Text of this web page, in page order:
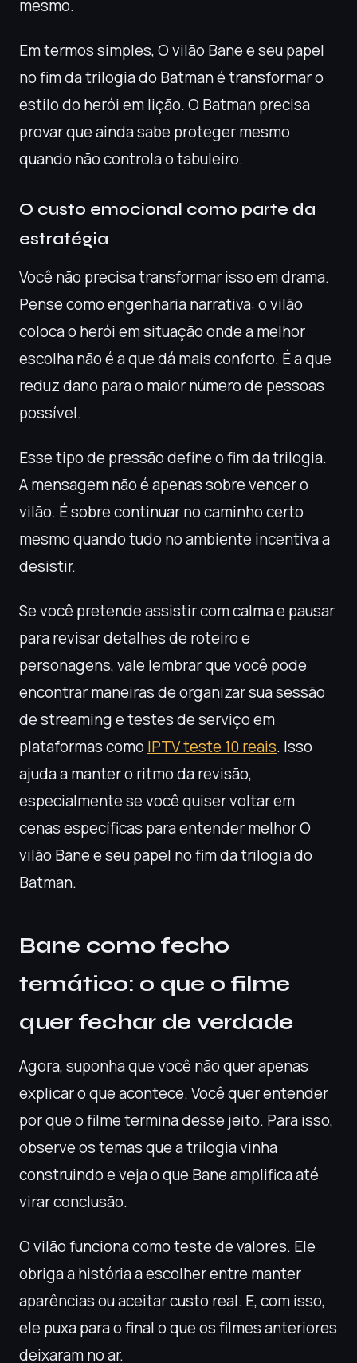
mesmo.
Em termos simples, O vilão Bane e seu papel
no fim da trilogia do Batman é transformar o
estilo do herói em lição. O Batman precisa
provar que ainda sabe proteger mesmo
quando não controla o tabuleiro.
O custo emocional como parte da
estratégia
Você não precisa transformar isso em drama.
Pense como engenharia narrativa: o vilão
coloca o herói em situação onde a melhor
escolha não é a que dá mais conforto. É a que
reduz dano para o maior número de pessoas
possível.
Esse tipo de pressão define o fim da trilogia.
A mensagem não é apenas sobre vencer o
vilão. É sobre continuar no caminho certo
mesmo quando tudo no ambiente incentiva a
desistir.
Se você pretende assistir com calma e pausar
para revisar detalhes de roteiro e
personagens, vale lembrar que você pode
encontrar maneiras de organizar sua sessão
de streaming e testes de serviço em
plataformas comoIPTV teste 10 reais. Isso
ajuda a manter o ritmo da revisão,
especialmente se você quiser voltar em
cenas específicas para entender melhor O
vilão Bane e seu papel no fim da trilogia do
Batman.
Bane como fecho
temático: o que o filme
quer fechar de verdade
Agora, suponha que você não quer apenas
explicar o que acontece. Você quer entender
por que o filme termina desse jeito. Para isso,
observe os temas que a trilogia vinha
construindo e veja o que Bane amplifica até
virar conclusão.
O vilão funciona como teste de valores. Ele
obriga a história a escolher entre manter
aparências ou aceitar custo real. E, com isso,
ele puxa para o final o que os filmes anteriores
deixaram no ar.